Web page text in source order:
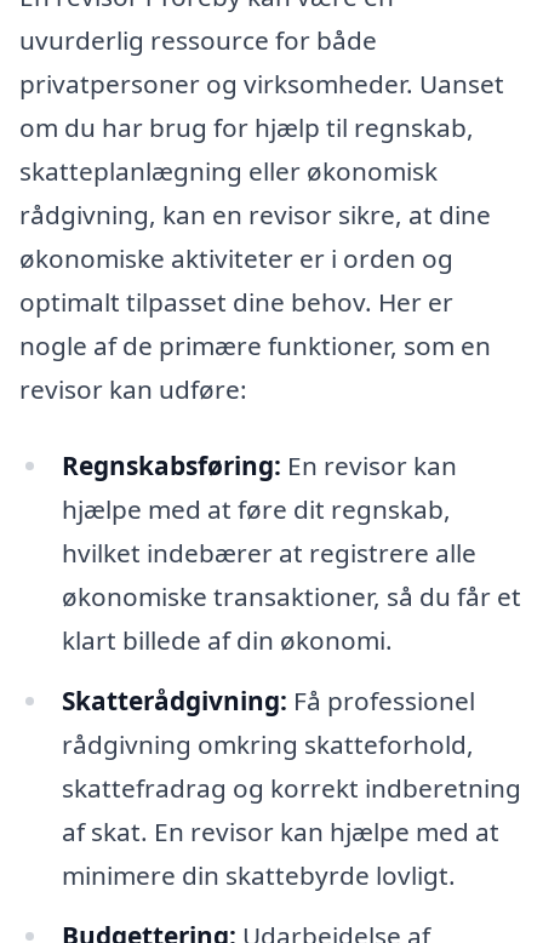
uvurderlig ressource for både
privatpersoner og virksomheder. Uanset
om du har brug for hjælp til regnskab,
skatteplanlægning eller økonomisk
rådgivning, kan en revisor sikre, at dine
økonomiske aktiviteter er i orden og
optimalt tilpasset dine behov. Her er
nogle af de primære funktioner, som en
revisor kan udføre:
Regnskabsføring: En revisor kan
hjælpe med at føre dit regnskab,
hvilket indebærer at registrere alle
økonomiske transaktioner, så du får et
klart billede af din økonomi.
Skatterådgivning: Få professionel
rådgivning omkring skatteforhold,
skattefradrag og korrekt indberetning
af skat. En revisor kan hjælpe med at
minimere din skattebyrde lovligt.
Budgettering: Udarbejdelse af